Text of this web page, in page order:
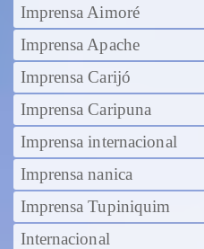
Imprensa Aimoré
Imprensa Apache
Imprensa Carijó
Imprensa Caripuna
Imprensa internacional
Imprensa nanica
Imprensa Tupiniquim
Internacional